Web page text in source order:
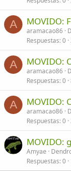
A MOVIDO:
aramacao86
Respuestas 0
A MOVIDO:
aramacao86
Respuestas 0
A MOVIDO:
aramacao86
Respuestas 0
MOVIDO:
Amyae
Respuestas 0